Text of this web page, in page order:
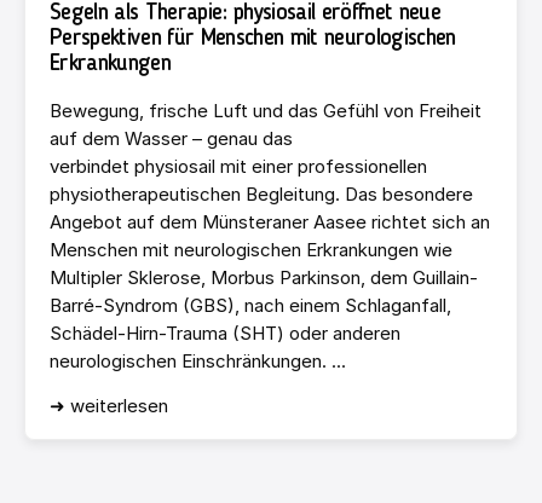
Segeln als Therapie: physiosail eröffnet neue
Perspektiven für Menschen mit neurologischen
Erkrankungen
Bewegung, frische Luft und das Gefühl von Freiheit
auf dem Wasser – genau das
verbindet physiosail mit einer professionellen
physiotherapeutischen Begleitung. Das besondere
Angebot auf dem Münsteraner Aasee richtet sich an
Menschen mit neurologischen Erkrankungen wie
Multipler Sklerose, Morbus Parkinson, dem Guillain-
Barré-Syndrom (GBS), nach einem Schlaganfall,
Schädel-Hirn-Trauma (SHT) oder anderen
neurologischen Einschränkungen. ...
➜ weiterlesen